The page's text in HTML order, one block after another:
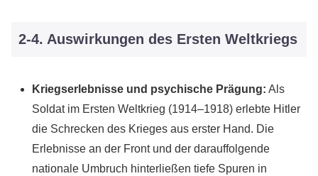
2-4. Auswirkungen des Ersten Weltkriegs
Kriegserlebnisse und psychische Prägung: Als
Soldat im Ersten Weltkrieg (1914–1918) erlebte Hitler
die Schrecken des Krieges aus erster Hand. Die
Erlebnisse an der Front und der darauffolgende
nationale Umbruch hinterließen tiefe Spuren in